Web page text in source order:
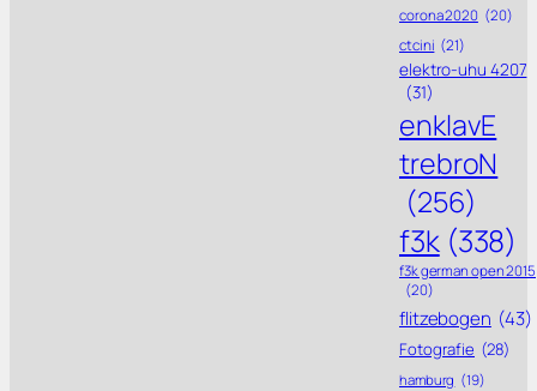
corona 2020 (20)
ctcini (21)
elektro-uhu 4207
(31)
enklavE
trebroN
(256)
f3k (338)
f3k german open 2015
(20)
flitzebogen (43)
Fotografie (28)
hamburg (19)